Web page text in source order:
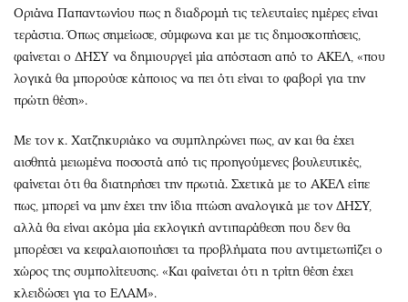
Οριάνα Παπαντωνίου πως η διαδρομή τις τελευταίες ημέρες είναι
τεράστια. Όπως σημείωσε, σύμφωνα και με τις δημοσκοπήσεις,
φαίνεται ο ΔΗΣΥ να δημιουργεί μία απόσταση από το ΑΚΕΛ, «που
λογικά θα μπορούσε κάποιος να πει ότι είναι το φαβορί για την
πρώτη θέση».
Με τον κ. Χατζηκυριάκο να συμπληρώνει πως, αν και θα έχει
αισθητά μειωμένα ποσοστά από τις προηγούμενες βουλευτικές,
φαίνεται ότι θα διατηρήσει την πρωτιά. Σχετικά με το ΑΚΕΛ είπε
πως, μπορεί να μην έχει την ίδια πτώση αναλογικά με τον ΔΗΣΥ,
αλλά θα είναι ακόμα μία εκλογική αντιπαράθεση που δεν θα
μπορέσει να κεφαλαιοποιήσει τα προβλήματα που αντιμετωπίζει ο
χώρος της συμπολίτευσης. «Και φαίνεται ότι η τρίτη θέση έχει
κλειδώσει για το ΕΛΑΜ».